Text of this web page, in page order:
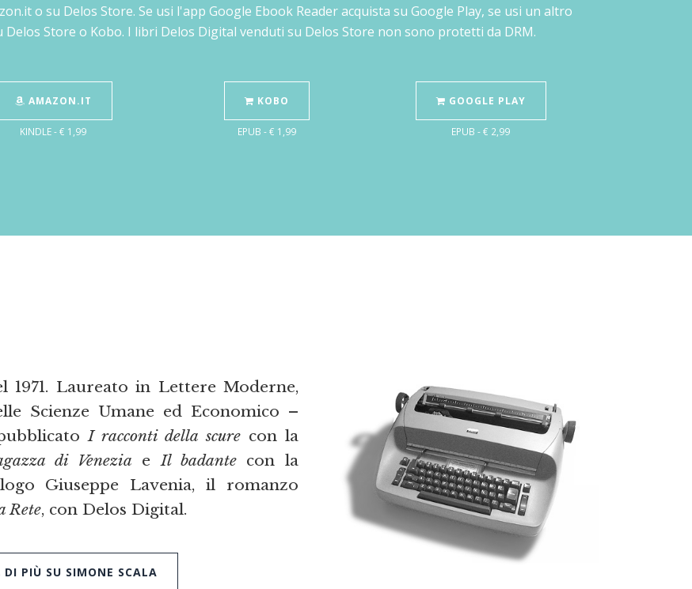
o su Delos Store. Se usi l'app Google Ebook Reader acquista su Google Play, se usi un altro
Store o Kobo. I libri Delos Digital venduti su Delos Store non sono protetti da DRM.
AMAZON.IT
KINDLE - € 1,99
KOBO
EPUB - € 1,99
GOOGLE PLAY
EPUB - € 2,99
1971. Laureato in Lettere Moderne,
Scienze Umane ed Economico –
I racconti della scurecon la
di Venezia eIl badantecon la
Giuseppe Lavenia, il romanzo
Rete, con Delos Digital.
DI PIÙ SU SIMONE SCALA